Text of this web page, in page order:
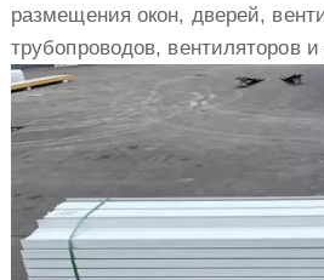
размещения окон, дверей,
трубопроводов, вентиляторов и